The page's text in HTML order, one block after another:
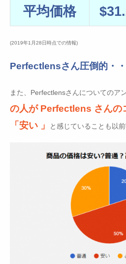
平均価格
(2019年1月28日時点での情報)
Perfectlensさん圧倒的・・
また、Perfectlensさんについてのア
の人が Perfectlens さんの
「安い 」
と感じていることも以